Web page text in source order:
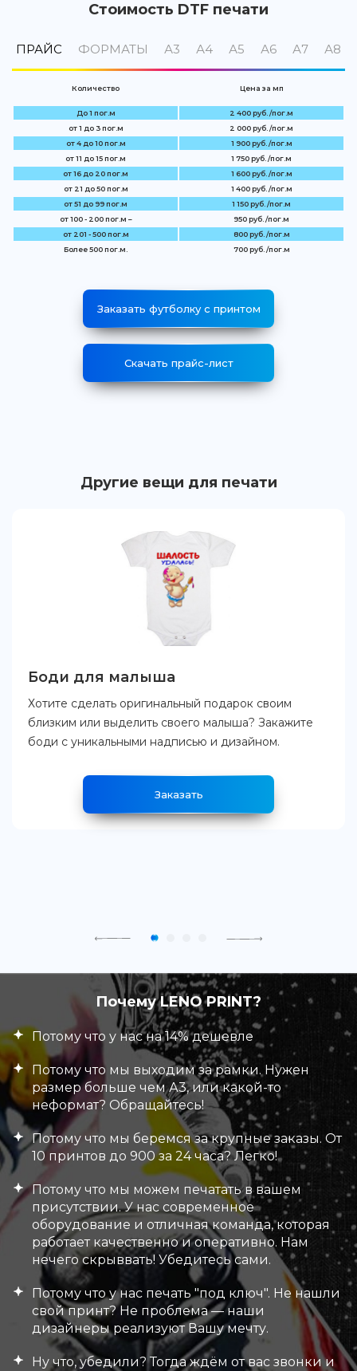
Стоимость DTF печати
ПРАЙС ФОРМАТЫ А3 А4 А5 А6 А7 А8
Количество Цена за мп
До 1 пог.м
2 400 руб. /пог.м
от 1 до 3 пог.м
2 000 руб. /пог.м
от 4 до 10 пог.м
1 900 руб. /пог.м
от 11 до 15 пог.м
1 750 руб. /пог.м
от 16 до 20 пог.м
1 600 руб. /пог.м
от 21 до 50 пог.м
1 400 руб. /пог.м
от 51 до 99 пог.м
1 150 руб. /пог.м
от 100 - 200 пог.м –
950 руб. /пог.м
от 201 - 500 пог.м
800 руб. /пог.м
Более 500 пог.м.
700 руб. /пог.м
Заказать футболку с принтом
Скачать прайс-лист
Другие вещи для печати
Боди для малыша
Хотите сделать оригинальный подарок своим
близким или выделить своего малыша? Закажите
боди с уникальными надписью и дизайном.
Заказать
Почему LENO PRINT?
Потому что у нас на 14% дешевле
Потому что мы выходим за рамки. Нужен
размер больше чем А3, или какой-то
неформат? Обращайтесь!
Потому что мы беремся за крупные заказы. От
10 принтов до 900 за 24 часа? Легко!
Потому что мы можем печатать в вашем
присутствии. У нас современное
оборудование и отличная команда, которая
работает качественно и оперативно. Нам
нечего скрыввать! Убедитесь сами.
Потому что у нас печать "под ключ". Не нашли
свой принт? Не проблема — наши
дизайнеры реализуют Вашу мечту.
Ну что, убедили? Тогда ждём от вас звонки и